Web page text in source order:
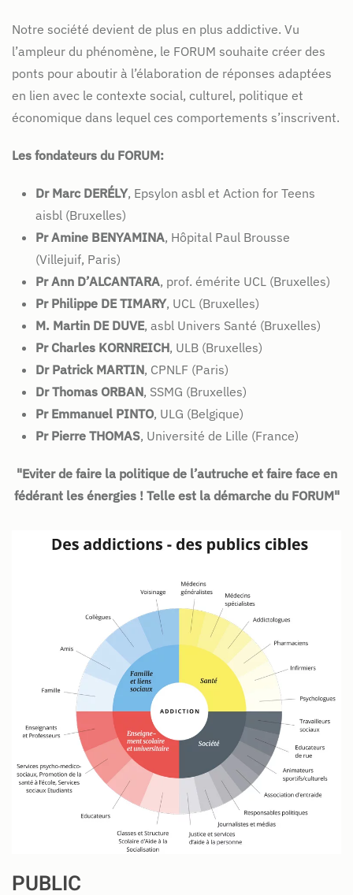
Notre société devient de plus en plus addictive. Vu
l’ampleur du phénomène, le FORUM souhaite créer des
ponts pour aboutir à l’élaboration de réponses adaptées
en lien avec le contexte social, culturel, politique et
économique dans lequel ces comportements s’inscrivent.
Les fondateurs du FORUM:
Dr Marc DERÉLY, Epsylon asbl et Action for Teens
aisbl (Bruxelles)
Pr Amine BENYAMINA, Hôpital Paul Brousse
(Villejuif, Paris)
Pr Ann D’ALCANTARA, prof. émérite UCL (Bruxelles)
Pr Philippe DE TIMARY, UCL (Bruxelles)
M. Martin DE DUVE, asbl Univers Santé (Bruxelles)
Pr Charles KORNREICH, ULB (Bruxelles)
Dr Patrick MARTIN, CPNLF (Paris)
Dr Thomas ORBAN, SSMG (Bruxelles)
Pr Emmanuel PINTO, ULG (Belgique)
Pr Pierre THOMAS, Université de Lille (France)
"Eviter de faire la politique de l’autruche et faire face en
fédérant les énergies ! Telle est la démarche du FORUM"
PUBLIC